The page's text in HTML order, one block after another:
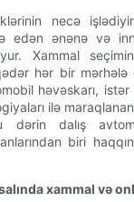
necə
edən ənənə və
Xammal
hər bir mərhələ
həvəskarı, istər
ilə
dərin dalış
biri
xammal və